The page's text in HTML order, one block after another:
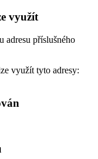
využít
adresu příslušného
využít tyto adresy: